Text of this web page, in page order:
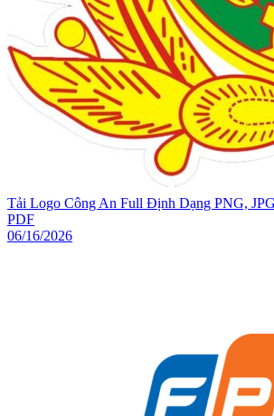
Tải Logo Công An Full Định Dạng PNG,
PDF
06/16/2026